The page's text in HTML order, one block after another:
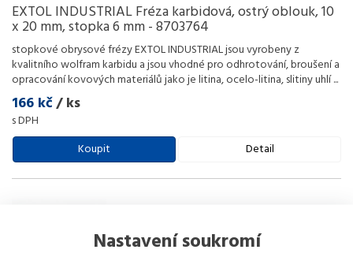
Nastavení soukromí
EXTOL INDUSTRIAL Fréza karbidová, ostrý oblouk, 10
x 20 mm, stopka 6 mm - 8703764
stopkové obrysové frézy EXTOL INDUSTRIAL jsou vyrobeny z
kvalitního wolfram karbidu a jsou vhodné pro odhrotování, broušení a
opracování kovových materiálů jako je litina, ocelo-litina, slitiny uhlí...
166 kč/ ks
s DPH
Koupit
Detail